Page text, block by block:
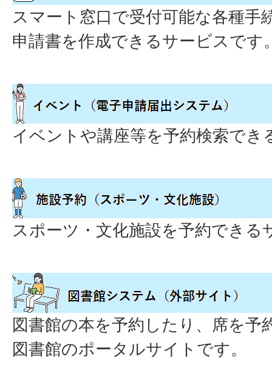
スマート窓口で受付可能な各種手
申請書を作成できるサービスです
イベントや講座等を予約検索でき
スポーツ・文化施設を予約できる
図書館の本を予約したり、席を予
図書館のポータルサイトです。